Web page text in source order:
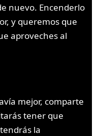
nuevo. Encenderlo
y queremos que
aproveches al
mejor, comparte
tener que
la